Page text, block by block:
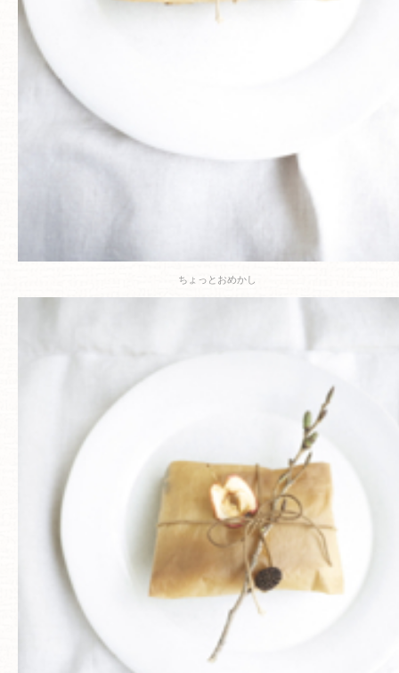
ちょっとおめかし